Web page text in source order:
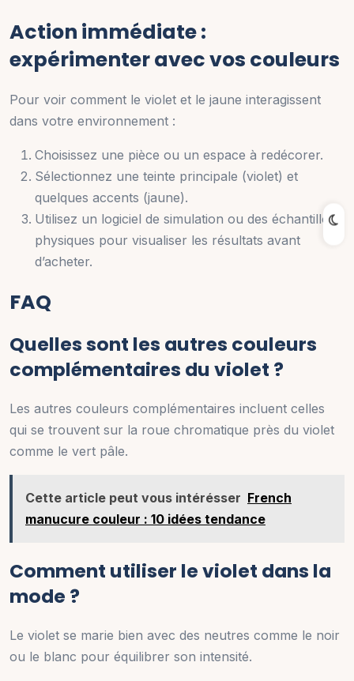
Action immédiate :
expérimenter avec vos couleurs
Pour voir comment le violet et le jaune interagissent
dans votre environnement :
Choisissez une pièce ou un espace à redécorer.
Sélectionnez une teinte principale (violet) et
quelques accents (jaune).
Utilisez un logiciel de simulation ou des échantillons
physiques pour visualiser les résultats avant
d’acheter.
FAQ
Quelles sont les autres couleurs
complémentaires du violet ?
Les autres couleurs complémentaires incluent celles
qui se trouvent sur la roue chromatique près du violet
comme le vert pâle.
Cette article peut vous intérésser French
manucure couleur : 10 idées tendance
Comment utiliser le violet dans la
mode ?
Le violet se marie bien avec des neutres comme le noir
ou le blanc pour équilibrer son intensité.